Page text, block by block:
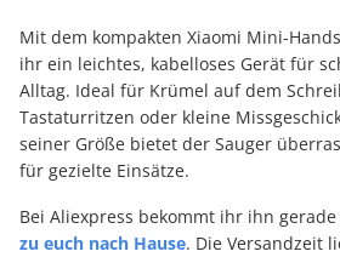
Mit dem kompakten Xiaomi Mini-
ihr ein leichtes, kabelloses Gerät für
Alltag. Ideal für Krümel auf dem
Tastaturritzen oder kleine
seiner Größe bietet der Sauger
für gezielte Einsätze.
Bei Aliexpress bekommt ihr ihn
zu euch nach Hause. Die Versandzeit